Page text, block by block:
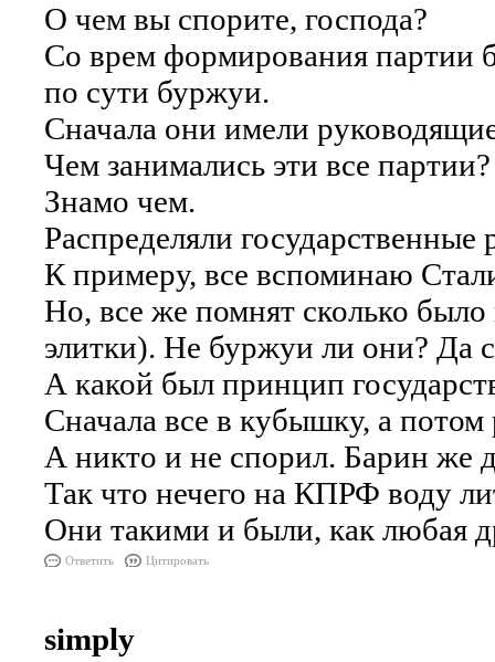
О чем вы спорите, господа?
Со врем формирования партии
по сути буржуи.
Сначала они имели
Чем занимались эти все партии?
Знамо чем.
Распределяли
К примеру, все вспоминаю
Но, все же помнят сколько
элитки). Не буржуи ли они? Да
А какой был принцип
Сначала все в кубышку, а
А никто и не спорил. Барин же
Так что нечего на КПРФ воду
Они такими и были, как любая
Ответить Цитировать
simply